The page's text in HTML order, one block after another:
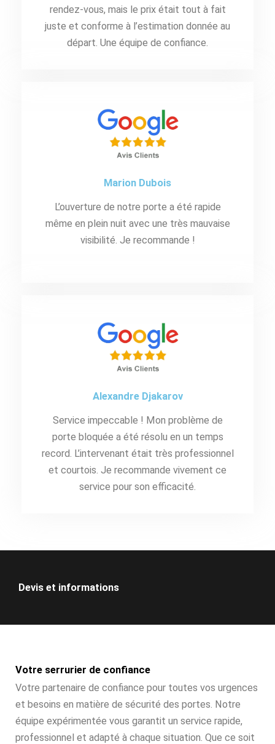
rendez-vous, mais le prix était tout à fait
juste et conforme à l’estimation donnée au
départ. Une équipe de confiance.
Marion Dubois
L’ouverture de notre porte a été rapide
même en plein nuit avec une très mauvaise
visibilité. Je recommande !
Alexandre Djakarov
Service impeccable ! Mon problème de
porte bloquée a été résolu en un temps
record. L’intervenant était très professionnel
et courtois. Je recommande vivement ce
service pour son efficacité.
Devis et informations
Votre serrurier de confiance
Votre partenaire de confiance pour toutes vos urgences
et besoins en matière de sécurité des portes. Notre
équipe expérimentée vous garantit un service rapide,
professionnel et adapté à chaque situation. Que ce soit